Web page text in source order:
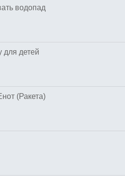
водопад
для детей
(Ракета)